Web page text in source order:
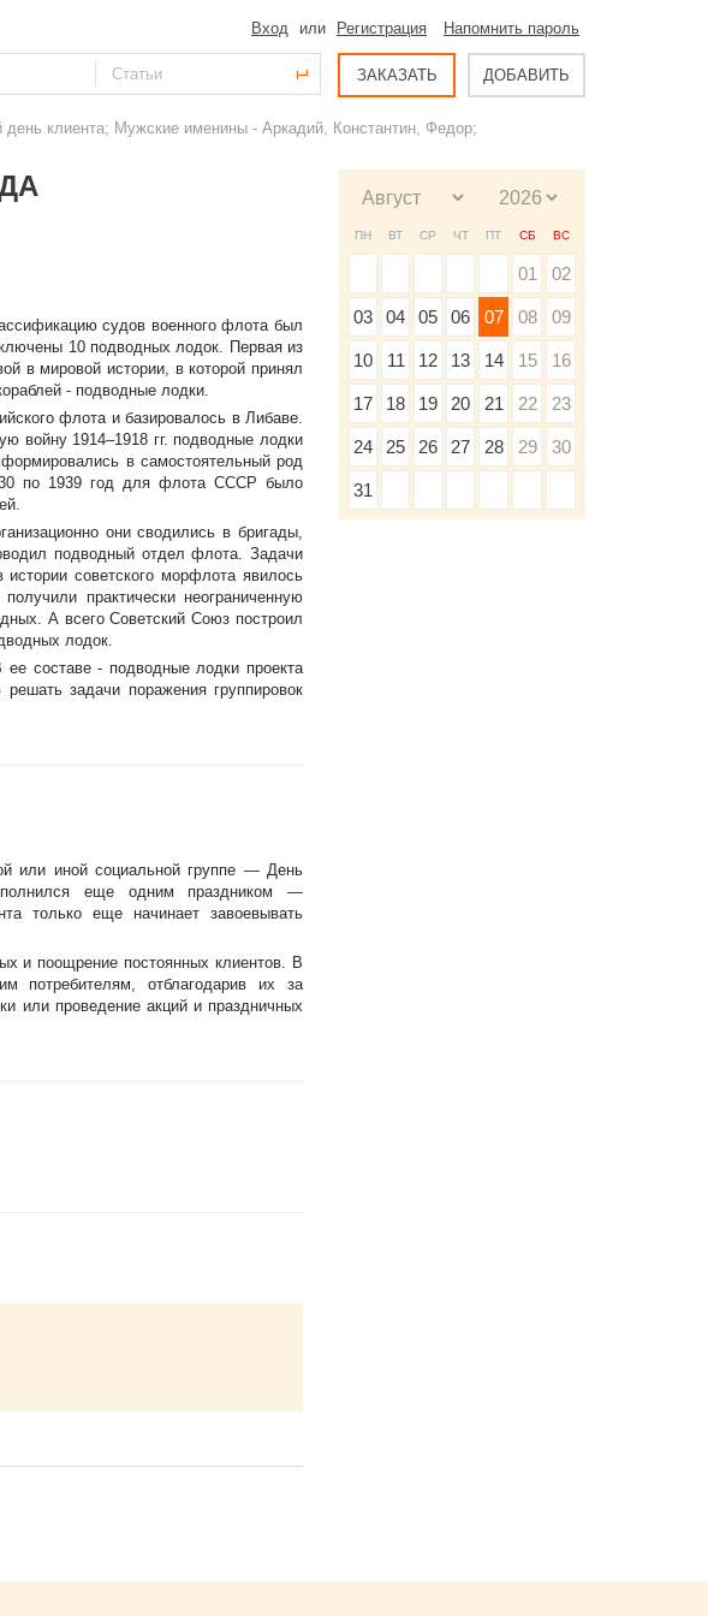
Вход или Регистрация Напомнить пароль
ЗАКАЗАТЬ ДОБАВИТЬ
клиента; Мужские именины - Аркадий, Константин, Федор;
судов военного флота был
10 подводных лодок. Первая из
в мировой истории, в которой принял
- подводные лодки.
флота и базировалось в Либаве.
войну 1914–1918 гг. подводные лодки
в самостоятельный род
по 1939 год для флота СССР было
они сводились в бригады,
подводный отдел флота. Задачи
советского морфлота явилось
практически неограниченную
А всего Советский Союз построил
лодок.
составе - подводные лодки проекта
задачи поражения группировок
или иной социальной группе — День
еще одним праздником —
только еще начинает завоевывать
и поощрение постоянных клиентов. В
потребителям, отблагодарив их за
или проведение акций и праздничных
ПН ВТ СР ЧТ ПТ СБ ВС
01 02
03 04 05 06 07 08 09
10 11 12 13 14 15 16
17 18 19 20 21 22 23
24 25 26 27 28 29 30
31